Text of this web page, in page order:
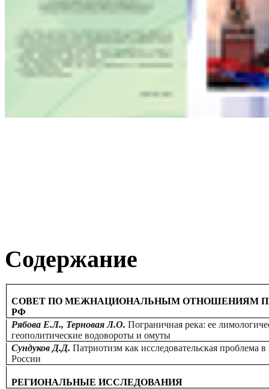
Содержание
СОВЕТ ПО МЕЖНАЦИОНАЛЬНЫМ ОТНОШЕНИЯМ
РФ
Рябова Е.Л., Терновая Л.О. Пограничная река: ее
геополитические водовороты и омуты
Сундуков Д.Д. Патриотизм как исследовательская проблема
России
РЕГИОНАЛЬНЫЕ ИССЛЕДОВАНИЯ